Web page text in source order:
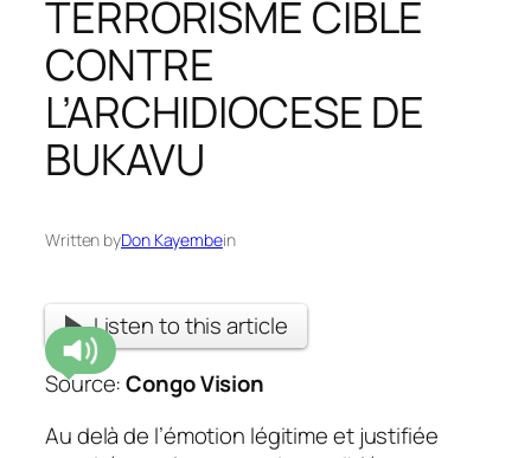
TERRORISME CIBLE
CONTRE
L’ARCHIDIOCESE DE
BUKAVU
Written byDon Kayembein
Listen to this article
Source:Congo Vision
Au delà de l’émotion légitime et justifiée